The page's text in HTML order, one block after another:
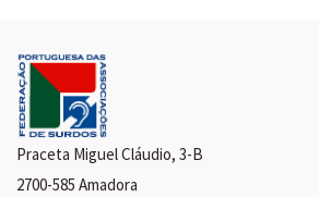
Praceta Miguel Cláudio, 3-B
2700-585 Amadora